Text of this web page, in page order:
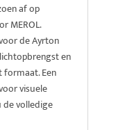
af op
MEROL.
de Ayrton
en
formaat. Een
visuele
de volledige